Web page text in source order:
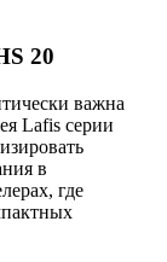
20
важна
Lafis серии
в
где